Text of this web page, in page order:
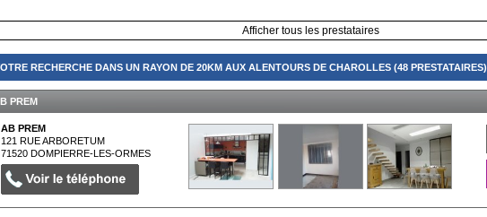
Afficher tous les prestataires
RECHERCHE DANS UN RAYON DE 20KM AUX ALENTOURS DE CHAROLLES (48 PRESTATAIRES)
PREM
AB PREM
121 RUE ARBORETUM
71520DOMPIERRE-LES-ORMES